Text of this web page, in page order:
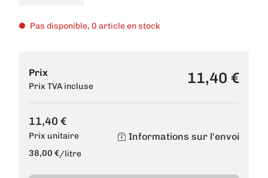
Pas disponible, 0 article en stock
Prix
Prix TVA incluse 11,40 €
11,40 €
Prix unitaire
38,00 €/litre
Informations sur l'envoi